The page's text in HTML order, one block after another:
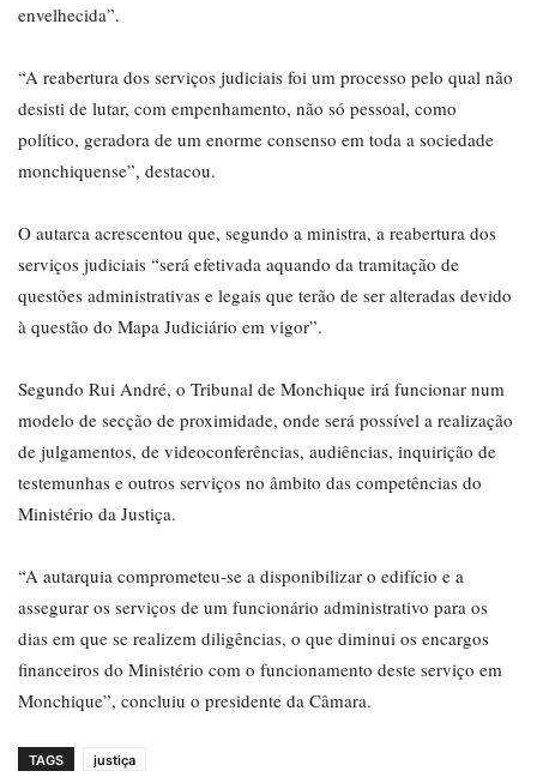
envelhecida”.
“A reabertura dos serviços judiciais foi um processo pelo qual não
desisti de lutar, com empenhamento, não só pessoal, como
político, geradora de um enorme consenso em toda a sociedade
monchiquense”, destacou.
O autarca acrescentou que, segundo a ministra, a reabertura dos
serviços judiciais “será efetivada aquando da tramitação de
questões administrativas e legais que terão de ser alteradas devido
à questão do Mapa Judiciário em vigor”.
Segundo Rui André, o Tribunal de Monchique irá funcionar num
modelo de secção de proximidade, onde será possível a realização
de julgamentos, de videoconferências, audiências, inquirição de
testemunhas e outros serviços no âmbito das competências do
Ministério da Justiça.
“A autarquia comprometeu-se a disponibilizar o edifício e a
assegurar os serviços de um funcionário administrativo para os
dias em que se realizem diligências, o que diminui os encargos
financeiros do Ministério com o funcionamento deste serviço em
Monchique”, concluiu o presidente da Câmara.
TAGS justiça